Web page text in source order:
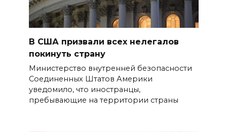
В США призвали всех нелегалов
покинуть страну
Министерство внутренней безопасности
Соединенных Штатов Америки
уведомило, что иностранцы,
пребывающие на территории страны